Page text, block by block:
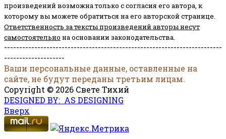
произведений возможна только с согласия его автора, к
которому вы можете обратиться на его авторской странице.
Ответственность за тексты произведений авторы несут
самостоятельно на основании законодательства.
------------------------------------------------------------------------
--------------------
Ваши персональные данные, оставленные на
сайте, не будут переданы третьим лицам.
Copyright © 2026 Свете Тихий
DESIGNED BY: AS DESIGNING
Вверх